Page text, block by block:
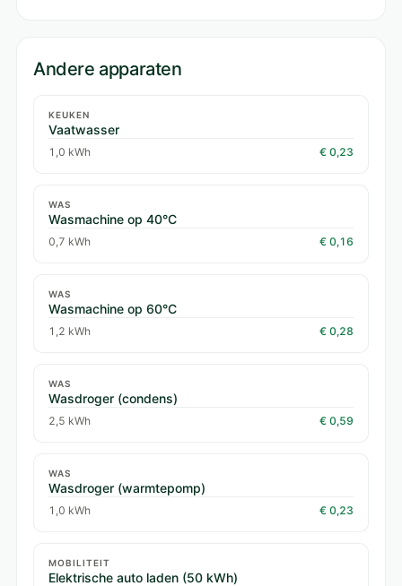
Andere apparaten
KEUKEN
Vaatwasser
1,0 kWh € 0,23
WAS
Wasmachine op 40°C
0,7 kWh € 0,16
WAS
Wasmachine op 60°C
1,2 kWh € 0,28
WAS
Wasdroger (condens)
2,5 kWh € 0,59
WAS
Wasdroger (warmtepomp)
1,0 kWh € 0,23
MOBILITEIT
Elektrische auto laden (50 kWh)